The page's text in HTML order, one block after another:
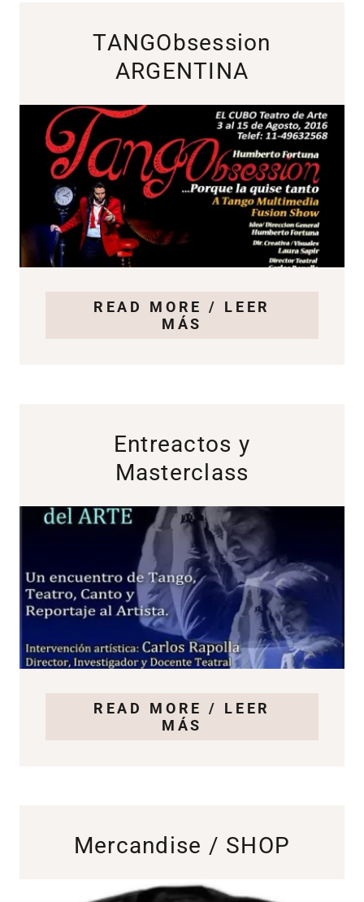
TANGObsession
ARGENTINA
READ MORE / LEER
MÁS
Entreactos y
Masterclass
READ MORE / LEER
MÁS
Mercandise / SHOP